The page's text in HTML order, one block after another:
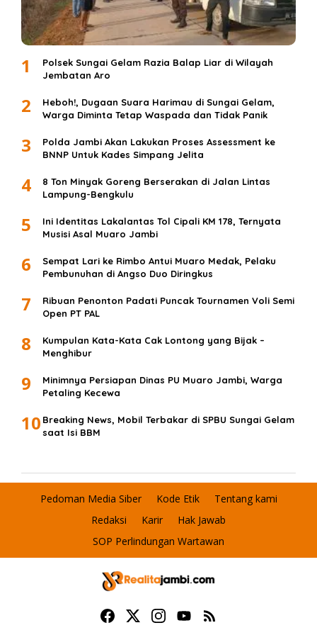
1
Polsek Sungai Gelam Razia Balap Liar di Wilayah
Jembatan Aro
2
Heboh!, Dugaan Suara Harimau di Sungai Gelam,
Warga Diminta Tetap Waspada dan Tidak Panik
3
Polda Jambi Akan Lakukan Proses Assessment ke
BNNP Untuk Kades Simpang Jelita
4
8 Ton Minyak Goreng Berserakan di Jalan Lintas
Lampung-Bengkulu
5
Ini Identitas Lakalantas Tol Cipali KM 178, Ternyata
Musisi Asal Muaro Jambi
6
Sempat Lari ke Rimbo Antui Muaro Medak, Pelaku
Pembunuhan di Angso Duo Diringkus
7
Ribuan Penonton Padati Puncak Tournamen Voli Semi
Open PT PAL
8
Kumpulan Kata-Kata Cak Lontong yang Bijak –
Menghibur
9
Minimnya Persiapan Dinas PU Muaro Jambi, Warga
Petaling Kecewa
10 Breaking News, Mobil Terbakar di SPBU Sungai Gelam
saat Isi BBM
Pedoman Media Siber Kode Etik
Tentang kami
Redaksi
Karir
Hak Jawab
SOP Perlindungan Wartawan